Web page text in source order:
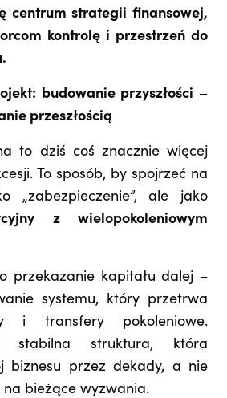
centrum strategii finansowej,
kontrolę i przestrzeń do
budowanie przyszłości –
przeszłością
to dziś coś znacznie więcej
To sposób, by spojrzeć na
„zabezpieczenie”, ale jako
z wielopokoleniowym
przekazanie kapitału dalej –
systemu, który przetrwa
i transfery pokoleniowe.
stabilna struktura, która
biznesu przez dekady, a nie
bieżące wyzwania.